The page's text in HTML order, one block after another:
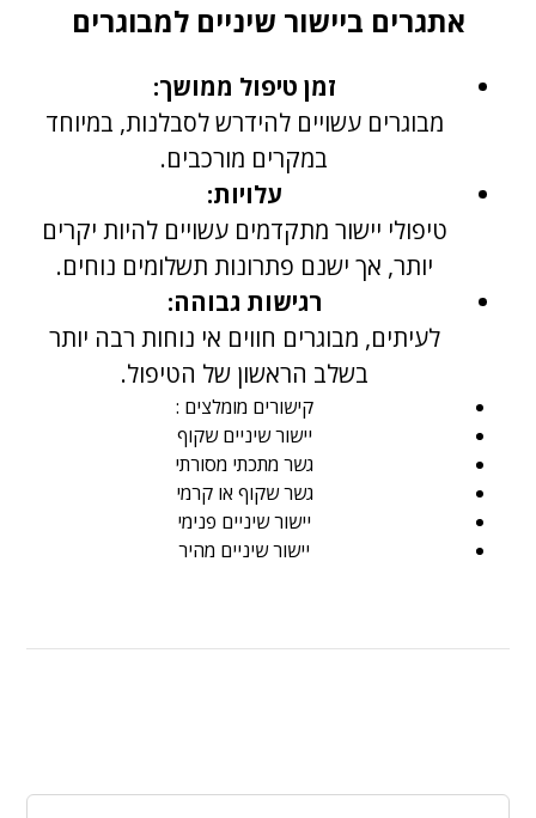
אתגרים ביישור שיניים למבוגרים
זמן טיפול ממושך:
מבוגרים עשויים להידרש לסבלנות, במיוחד
במקרים מורכבים.
עלויות:
טיפולי יישור מתקדמים עשויים להיות יקרים
יותר, אך ישנם פתרונות תשלומים נוחים.
רגישות גבוהה:
לעיתים, מבוגרים חווים אי נוחות רבה יותר
בשלב הראשון של הטיפול.
קישורים מומלצים :
יישור שיניים שקוף
גשר מתכתי מסורתי
גשר שקוף או קרמי
יישור שיניים פנימי
יישור שיניים מהיר